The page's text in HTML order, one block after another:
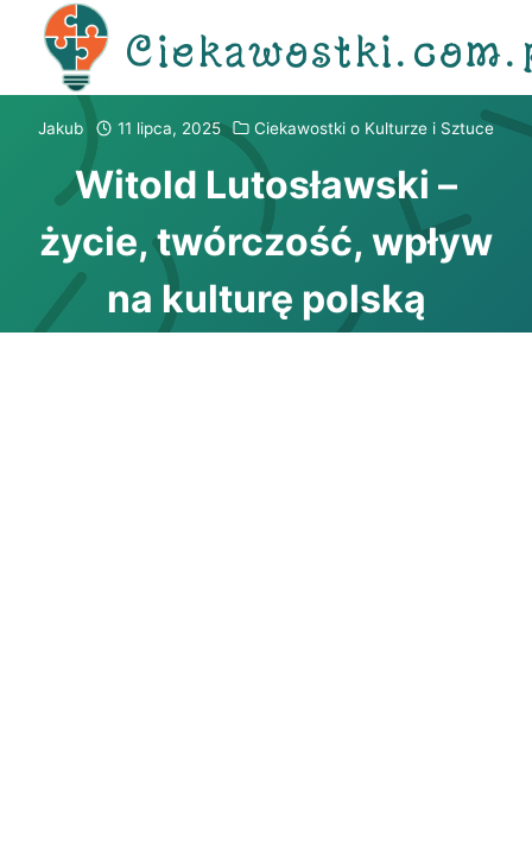
Przejdź
Jakub 11 lipca, 2025 Ciekawostki o Kulturze i Sztuce
Witold Lutosławski –
życie, twórczość, wpływ
na kulturę polską